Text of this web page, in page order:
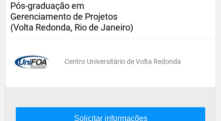
Pós-graduação em
Gerenciamento de Projetos
(Volta Redonda, Rio de Janeiro)
Centro Universitário de Volta Redonda
Solicitar informações